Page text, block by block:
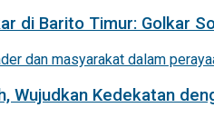
di Barito Timur: Golkar
Wujudkan Kedekatan